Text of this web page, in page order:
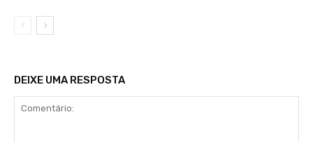
DEIXE UMA RESPOSTA